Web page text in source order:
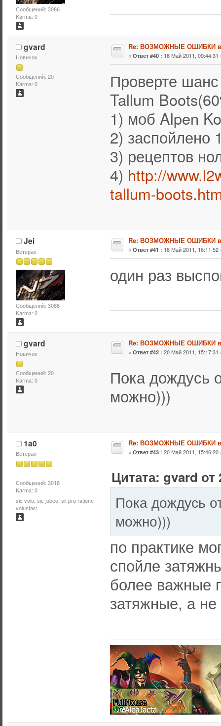
Сообщений: 3086
Karma: 0
gvard
Новичок
Сообщений: 20
Karma: 0
Re: ВОЗМОЖНЫЕ ОШИБКИ
« Ответ #40 : 18 Май 2011, 09:44:31
Проверте
Tallum
1) моб Alpen
2) заспойлено
3) рецептов
4) http://
tallum-
Jei
Ветеран
Сообщений: 3086
Karma: 0
Re: ВОЗМОЖНЫЕ ОШИБКИ
« Ответ #41 : 18 Май 2011, 16:11:52
один раз
gvard
Новичок
Сообщений: 20
Karma: 0
Re: ВОЗМОЖНЫЕ ОШИБКИ
« Ответ #42 : 20 Май 2011, 15:17:31
Пока дождусь
можно)))
1a0
Ветеран
Сообщений: 3018
Karma: 0
sic volo, sic jubeo, sit pro ratione
voluntas!
Re: ВОЗМОЖНЫЕ ОШИБКИ
« Ответ #43 : 20 Май 2011, 15:46:20
Цитата: gvard от
Пока дождусь
можно)))
по практике
спойле
более важные
затяжные, а